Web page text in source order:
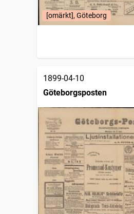
[omärkt], Göteborg
1899-04-10
Göteborgsposten